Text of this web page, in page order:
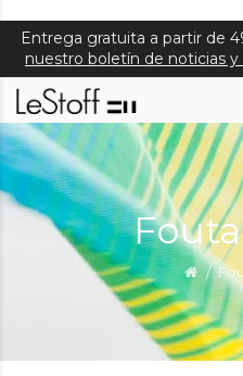
Entrega gratuita a partir de
nuestro boletín de noticias